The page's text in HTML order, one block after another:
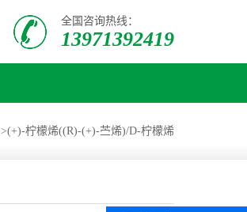
全国咨询热线：
13971392419
>(+)-柠檬烯((R)-(+)-苎烯)/D-柠檬烯